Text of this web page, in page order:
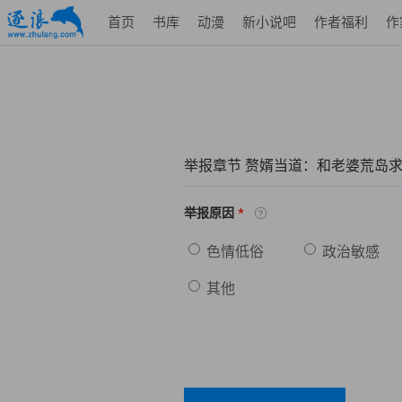
首页 书库 动漫 新小说吧 作者福利 作
举报章节 赘婿当道：和老婆荒
举报原因 *
色情低俗 政治敏感
其他